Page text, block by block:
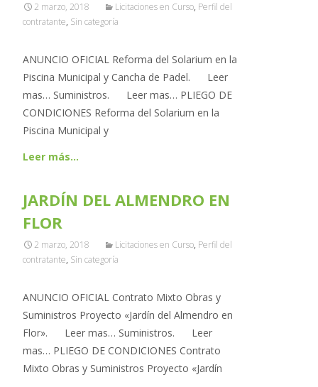
2 marzo, 2018 Licitaciones en Curso, Perfil del
contratante, Sin categoría
ANUNCIO OFICIAL Reforma del Solarium en la
Piscina Municipal y Cancha de Padel. Leer
mas… Suministros. Leer mas… PLIEGO DE
CONDICIONES Reforma del Solarium en la
Piscina Municipal y
Leer más…
JARDÍN DEL ALMENDRO EN
FLOR
2 marzo, 2018 Licitaciones en Curso, Perfil del
contratante, Sin categoría
ANUNCIO OFICIAL Contrato Mixto Obras y
Suministros Proyecto «Jardín del Almendro en
Flor». Leer mas… Suministros. Leer
mas… PLIEGO DE CONDICIONES Contrato
Mixto Obras y Suministros Proyecto «Jardín